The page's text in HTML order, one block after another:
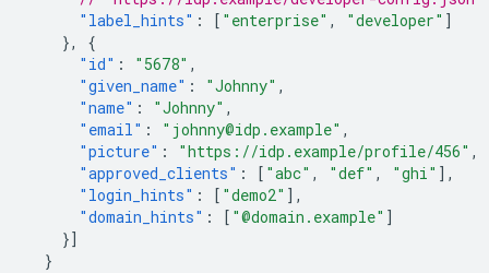
"label_hints" : [ "enterprise" , "developer" ]
},
{
"id" : "5678" ,
"given_name" : "Johnny" ,
"name" : "Johnny" ,
"email" : "johnny@idp.example" ,
"picture" : "https://idp.example/profile/456" ,
"approved_clients" : [ "abc" , "def" , "ghi" ],
"login_hints" : [ "demo2" ],
"domain_hints" : [ "@domain.example" ]
}]
}